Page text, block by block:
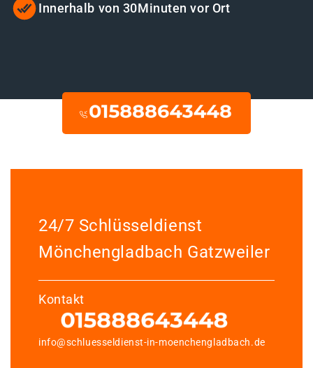
Innerhalb von 30Minuten vor Ort
24/7 Schlüsseldienst
Mönchengladbach Gatzweiler
Kontakt
info@schluesseldienst-in-moenchengladbach.de